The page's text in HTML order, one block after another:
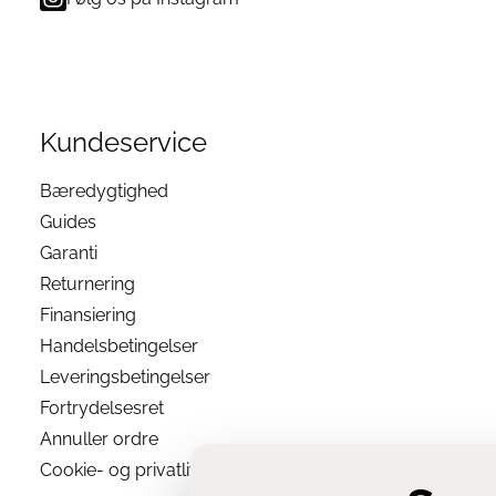
Kundeservice
Bæredygtighed
Guides
Garanti
Returnering
Finansiering
Handelsbetingelser
Leveringsbetingelser
Fortrydelsesret
Annuller ordre
Cookie- og privatlivsindstillinger